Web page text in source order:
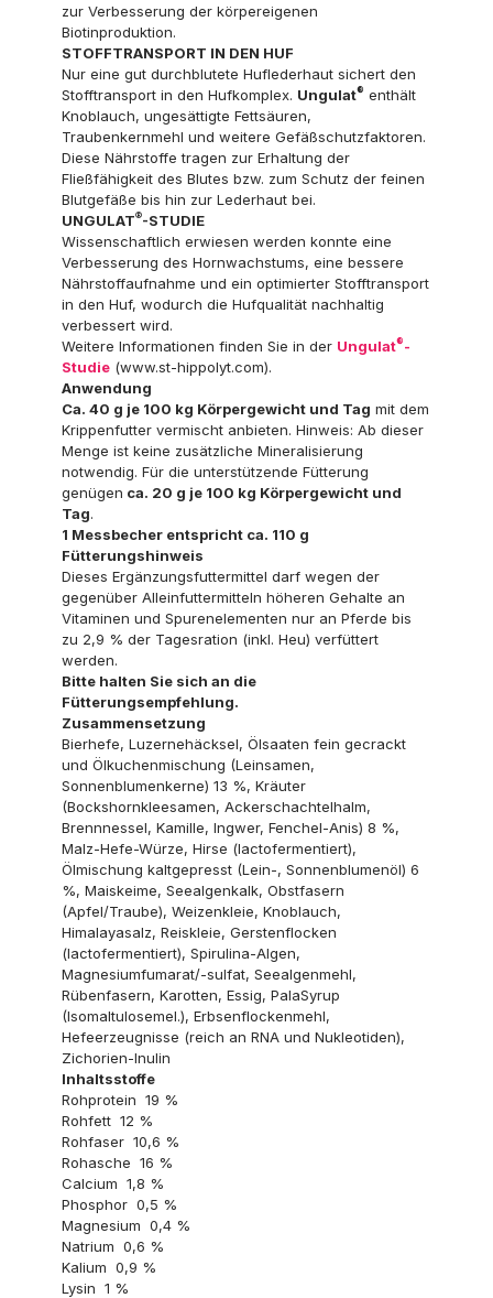
zur Verbesserung der körpereigenen
Biotinproduktion.
STOFFTRANSPORT IN DEN HUF
Nur eine gut durchblutete Huflederhaut sichert den
Stofftransport in den Hufkomplex. Ungulat® enthält
Knoblauch, ungesättigte Fettsäuren,
Traubenkernmehl und weitere Gefäßschutzfaktoren.
Diese Nährstoffe tragen zur Erhaltung der
Fließfähigkeit des Blutes bzw. zum Schutz der feinen
Blutgefäße bis hin zur Lederhaut bei.
UNGULAT®-STUDIE
Wissenschaftlich erwiesen werden konnte eine
Verbesserung des Hornwachstums, eine bessere
Nährstoffaufnahme und ein optimierter Stofftransport
in den Huf, wodurch die Hufqualität nachhaltig
verbessert wird.
Weitere Informationen finden Sie in der Ungulat®-
Studie (www.st-hippolyt.com).
Anwendung
Ca. 40 g je 100 kg Körpergewicht und Tag mit dem
Krippenfutter vermischt anbieten. Hinweis: Ab dieser
Menge ist keine zusätzliche Mineralisierung
notwendig. Für die unterstützende Fütterung
genügen ca. 20 g je 100 kg Körpergewicht und
Tag.
1 Messbecher entspricht ca. 110 g
Fütterungshinweis
Dieses Ergänzungsfuttermittel darf wegen der
gegenüber Alleinfuttermitteln höheren Gehalte an
Vitaminen und Spurenelementen nur an Pferde bis
zu 2,9 % der Tagesration (inkl. Heu) verfüttert
werden.
Bitte halten Sie sich an die
Fütterungsempfehlung.
Zusammensetzung
Bierhefe, Luzernehäcksel, Ölsaaten fein gecrackt
und Ölkuchenmischung (Leinsamen,
Sonnenblumenkerne) 13 %, Kräuter
(Bockshornkleesamen, Ackerschachtelhalm,
Brennnessel, Kamille, Ingwer, Fenchel-Anis) 8 %,
Malz-Hefe-Würze, Hirse (lactofermentiert),
Ölmischung kaltgepresst (Lein-, Sonnenblumenöl) 6
%, Maiskeime, Seealgenkalk, Obstfasern
(Apfel/Traube), Weizenkleie, Knoblauch,
Himalayasalz, Reiskleie, Gerstenflocken
(lactofermentiert), Spirulina-Algen,
Magnesiumfumarat/-sulfat, Seealgenmehl,
Rübenfasern, Karotten, Essig, PalaSyrup
(Isomaltulosemel.), Erbsenflockenmehl,
Hefeerzeugnisse (reich an RNA und Nukleotiden),
Zichorien-Inulin
Inhaltsstoffe
Rohprotein 19 %
Rohfett 12 %
Rohfaser 10,6 %
Rohasche 16 %
Calcium 1,8 %
Phosphor 0,5 %
Magnesium 0,4 %
Natrium 0,6 %
Kalium 0,9 %
Lysin 1 %